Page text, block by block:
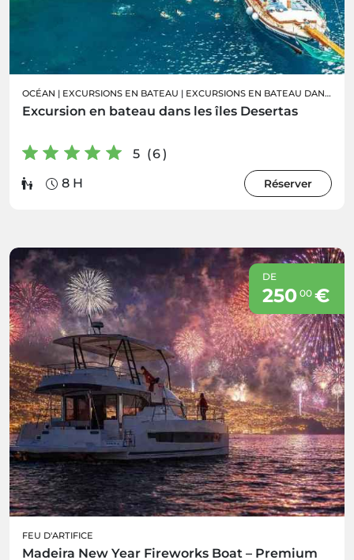
OCÉAN | EXCURSIONS EN BATEAU | EXCURSIONS EN BATEAU DANS LES ÎLES DESERTAS
Excursion en bateau dans les îles Desertas
5 (6)
8 H
Réserver
DE
250 00€
FEU D'ARTIFICE
Madeira New Year Fireworks Boat – Premium